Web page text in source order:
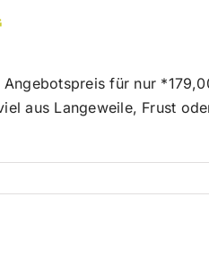
für nur
aus Langeweile, Frust